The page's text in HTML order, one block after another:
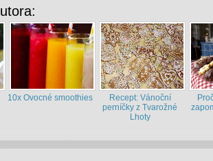
10x Ovocné smoothies
Recept: Vánoční
perníčky z Tvarožné
Lhoty